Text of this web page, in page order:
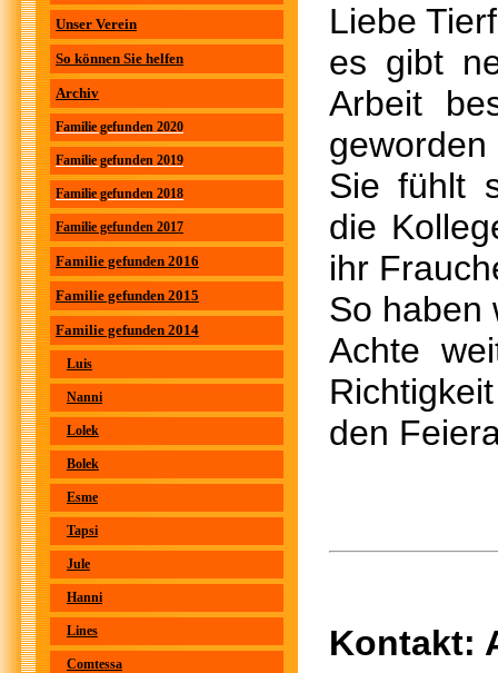
Unser Verein
So können Sie helfen
Archiv
Familie gefunden 2020
Familie gefunden 2019
Familie gefunden 2018
Familie gefunden 2017
Familie gefunden 2016
Familie gefunden 2015
Familie gefunden 2014
Luis
Nanni
Lolek
Bolek
Esme
Tapsi
Jule
Hanni
Lines
Comtessa
Liebe
es gibt
Arbeit
Sie fühlt
die
ihr
So haben
Achte
den
Kontakt: